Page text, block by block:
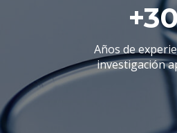
+
Años de
investigación